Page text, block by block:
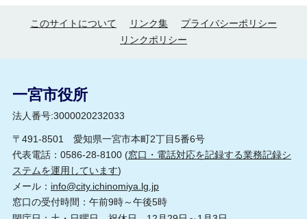
このサイトについて リンク集
プライバシーポリシー
リンクポリシー
一宮市役所
法人番号:3000020232033
〒491-8501 愛知県一宮市本町2丁目5番6号
代表電話：0586-28-8100 (窓口・電話対応を記録する業務記録シ
ステムを運用しています)
メール： info@city.ichinomiya.lg.jp
窓口の受付時間：午前9時～午後5時